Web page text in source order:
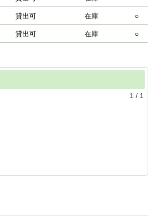
貸出可 在庫 ○
貸出可 在庫 ○
1 / 1